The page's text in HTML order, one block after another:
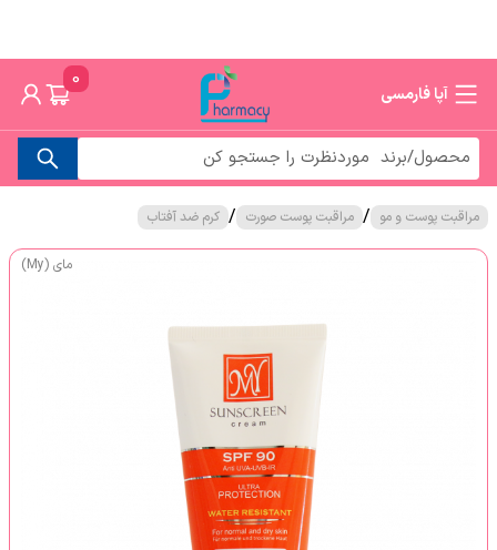
آپا فارمسی
0
مراقبت پوست و مو / مراقبت پوست صورت / کرم ضد آفتاب
مای (My)